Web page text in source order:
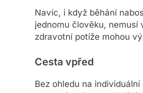
Navíc, i když běhání
jednomu člověku,
zdravotní potíže mohou
Cesta vpřed
Bez ohledu na